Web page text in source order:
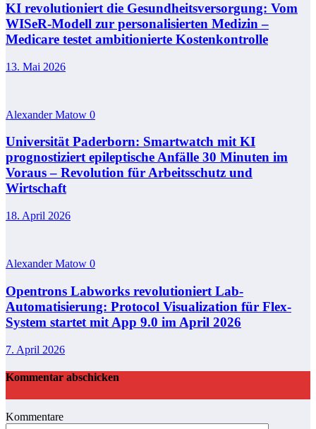
KI revolutioniert die Gesundheitsversorgung: Vom
WISeR-Modell zur personalisierten Medizin –
Medicare testet ambitionierte Kostenkontrolle
13. Mai 2026
Alexander Matow 0
Universität Paderborn: Smartwatch mit KI
prognostiziert epileptische Anfälle 30 Minuten im
Voraus – Revolution für Arbeitsschutz und
Wirtschaft
18. April 2026
Alexander Matow 0
Opentrons Labworks revolutioniert Lab-
Automatisierung: Protocol Visualization für Flex-
System startet mit App 9.0 im April 2026
7. April 2026
Kommentar abschicken
Kommentare